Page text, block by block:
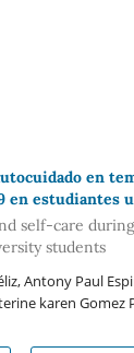
en
en estudiantes
self-care
students
Antony Paul
karen Gomez